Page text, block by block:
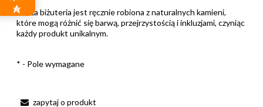
Nasza biżuteria jest ręcznie robiona z naturalnych kamieni,
które mogą różnić się barwą, przejrzystością i inkluzjami, czyniąc
każdy produkt unikalnym.
* - Pole wymagane
zapytaj o produkt